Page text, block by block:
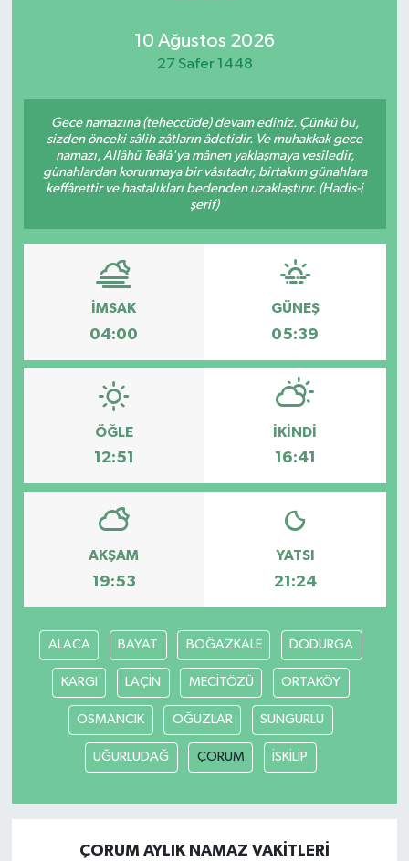
10 Ağustos 2026
27 Safer 1448
Gece namazına (teheccüde) devam ediniz. Çünkü bu,
sizden önceki sâlih zâtların âdetidir. Ve muhakkak gece
namazı, Allâhü Teâlâ'ya mânen yaklaşmaya vesîledir,
günahlardan korunmaya bir vâsıtadır, birtakım günahlara
keffârettir ve hastalıkları bedenden uzaklaştırır. (Hadis-i
şerif)
İMSAK
04:00
GÜNEŞ
05:39
ÖĞLE
12:51
İKINDI
16:41
AKŞAM
19:53
YATSI
21:24
ALACA BAYAT BOĞAZKALE DODURGA
KARGI LAÇİN MECİTÖZÜ ORTAKÖY
OSMANCIK OĞUZLAR SUNGURLU
UĞURLUDAĞ ÇORUM İSKİLİP
ÇORUM AYLIK NAMAZ VAKITLERI
Yaşam